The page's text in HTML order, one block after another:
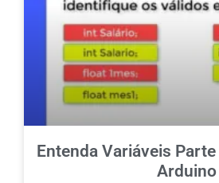
Entenda Variáveis
Arduino